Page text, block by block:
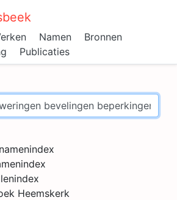
Namen
Bronnen
Publicaties
Heemskerk